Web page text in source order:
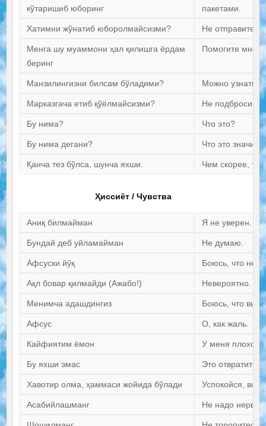
кўтаришиб юборинг
пакетами.
Хатимни жўнатиб юборолмайсизми? Не отправите
Менга шу муаммони ҳал қилишга ёрдам
беринг
Помогите мне
Манзилингизни билсам бўладими? Можно узнать
Марказгача етиб қўёлмайсизми? Не подбросите
Бу нима? Что это?
Бу нима дегани? Что это значит?
Қанча тез бўлса, шунча яхши. Чем скорее,
Ҳиссиёт / Чувства
Аниқ билмайман Я не уверен.
Бундай деб уйламайман Не думаю.
Афсуски йўқ Боюсь, что нет.
Ақл бовар қилмайди (Ажабо!) Невероятно.
Менимча адашдингиз Боюсь, что вы
Афсус О, как жаль.
Кайфиятим ёмон У меня плохое
Бу яхши эмас Это
Хавотир олма, ҳаммаси жойида бўлади Успокойся, все
Асабийлашманг Не надо